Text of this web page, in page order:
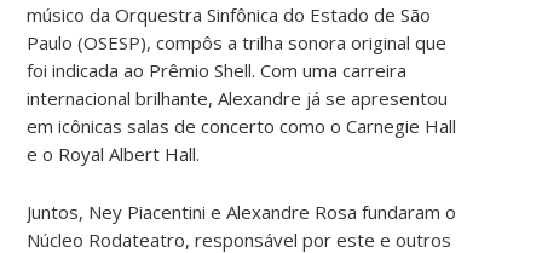
músico da Orquestra Sinfônica do Estado de São
Paulo (OSESP), compôs a trilha sonora original que
foi indicada ao Prêmio Shell. Com uma carreira
internacional brilhante, Alexandre já se apresentou
em icônicas salas de concerto como o Carnegie Hall
e o Royal Albert Hall.
Juntos, Ney Piacentini e Alexandre Rosa fundaram o
Núcleo Rodateatro, responsável por este e outros